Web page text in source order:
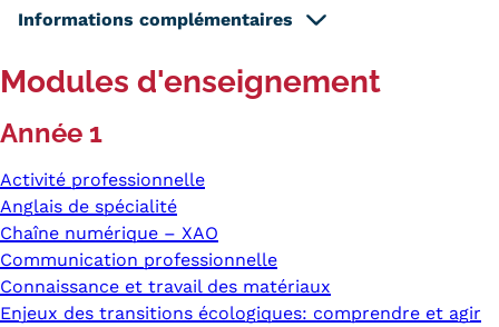
Informations complémentaires
Modules d'enseignement
Année 1
Activité professionnelle
Anglais de spécialité
Chaîne numérique – XAO
Communication professionnelle
Connaissance et travail des matériaux
Enjeux des transitions écologiques: comprendre et agir